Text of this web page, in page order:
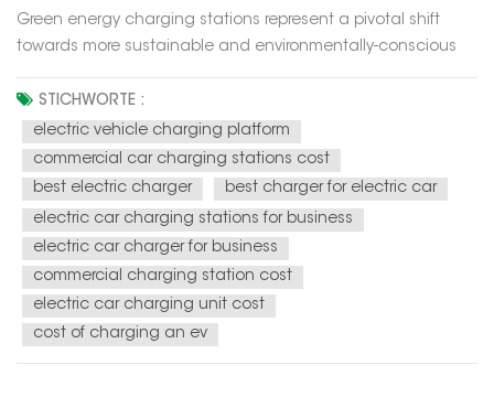
Green energy charging stations represent a pivotal shift
towards more sustainable and environmentally-conscious
stations utilize renewable energy sources, such as solar and
wind power, to recharge electric vehicles (EVs) and provide
electricity f...
STICHWORTE :
electric vehicle charging platform
commercial car charging stations cost
best electric charger
best charger for electric car
electric car charging stations for business
electric car charger for business
commercial charging station cost
electric car charging unit cost
cost of charging an ev